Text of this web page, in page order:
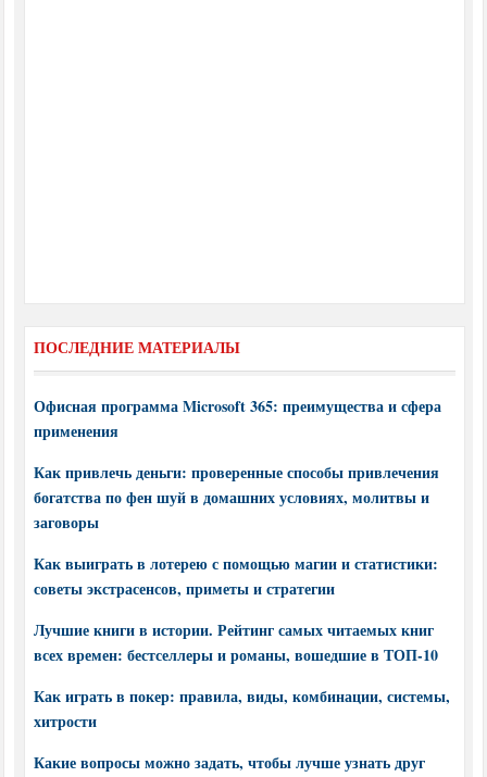
ПОСЛЕДНИЕ МАТЕРИАЛЫ
Офисная программа Microsoft 365: преимущества и сфера
применения
Как привлечь деньги: проверенные способы привлечения
богатства по фен шуй в домашних условиях, молитвы и
заговоры
Как выиграть в лотерею с помощью магии и статистики:
советы экстрасенсов, приметы и стратегии
Лучшие книги в истории. Рейтинг самых читаемых книг
всех времен: бестселлеры и романы, вошедшие в ТОП-10
Как играть в покер: правила, виды, комбинации, системы,
хитрости
Какие вопросы можно задать, чтобы лучше узнать друг